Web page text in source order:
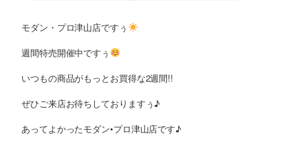
モダン・プロ津山店ですぅ
週間特売開催中ですぅ
いつもの商品がもっとお買得な2週間!!
ぜひご来店お待ちしておりますぅ♪
あってよかったモダン•プロ津山店です♪